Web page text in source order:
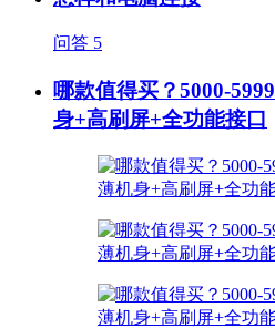
问答 5
哪款值得买？5000-
身+高刷屏+全功能接口